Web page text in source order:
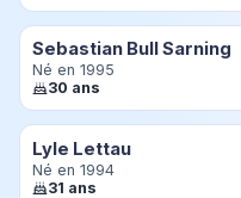
Sebastian Bull Sarning
Né en 1995
30 ans
Lyle Lettau
Né en 1994
31 ans